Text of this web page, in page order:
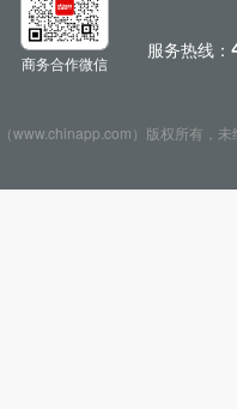
商务合作微信
服务热线：
www.chinapp.com）版权所有，